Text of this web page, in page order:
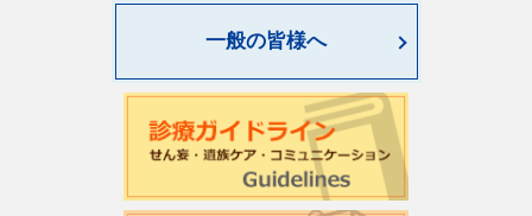
一般の皆様へ